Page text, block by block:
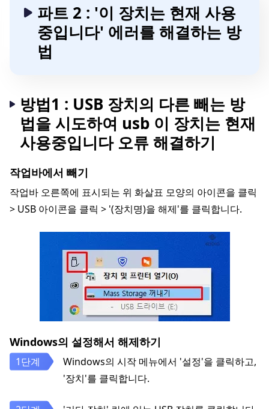
파트 2 : '이 장치는 현재 사용
중입니다' 에러를 해결하는 방
법
방법1 : USB 장치의 다른 빼는 방
법을 시도하여 usb 이 장치는 현재
사용중입니다 오류 해결하기
작업바에서 빼기
작업바 오른쪽에 표시되는 위 화살표 모양의 아이콘을 클릭
> USB 아이콘을 클릭 > '(장치명)을 해제'를 클릭합니다.
Windows의 설정해서 해제하기
Windows의 시작 메뉴에서 '설정'을 클릭하고,
'장치'를 클릭합니다.